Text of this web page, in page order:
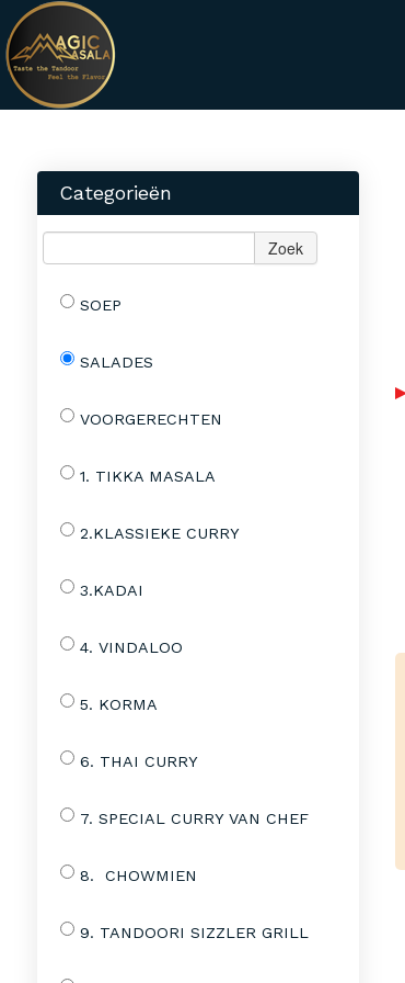
Categorieën
Zoek
SOEP
SALADES
VOORGERECHTEN
1. TIKKA MASALA
2.KLASSIEKE CURRY
3.KADAI
4. VINDALOO
5. KORMA
6. THAI CURRY
7. SPECIAL CURRY VAN CHEF
8. CHOWMIEN
9. TANDOORI SIZZLER GRILL